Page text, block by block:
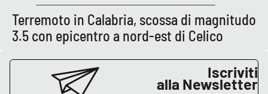
Terremoto in Calabria, scossa di magnitudo
3.5 con epicentro a nord-est di Celico
Iscriviti
alla Newsletter